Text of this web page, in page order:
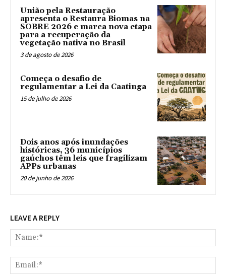
União pela Restauração
apresenta o Restaura Biomas na
SOBRE 2026 e marca nova etapa
para a recuperação da
vegetação nativa no Brasil
3 de agosto de 2026
Começa o desafio de
regulamentar a Lei da Caatinga
15 de julho de 2026
Dois anos após inundações
históricas, 36 municípios
gaúchos têm leis que fragilizam
APPs urbanas
20 de junho de 2026
LEAVE A REPLY